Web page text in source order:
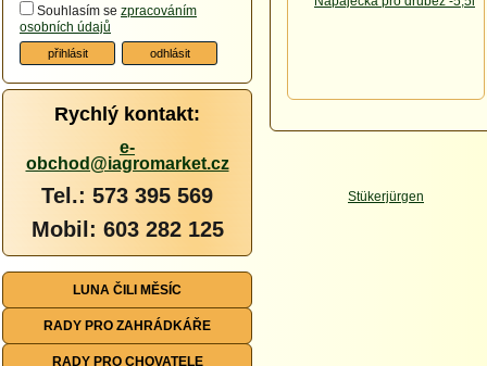
Souhlasím se zpracováním
osobních údajů
Rychlý kontakt:
e-
obchod@iagromarket.cz
Tel.: 573 395 569
Mobil: 603 282 125
LUNA ČILI MĚSÍC
RADY PRO ZAHRÁDKÁŘE
RADY PRO CHOVATELE